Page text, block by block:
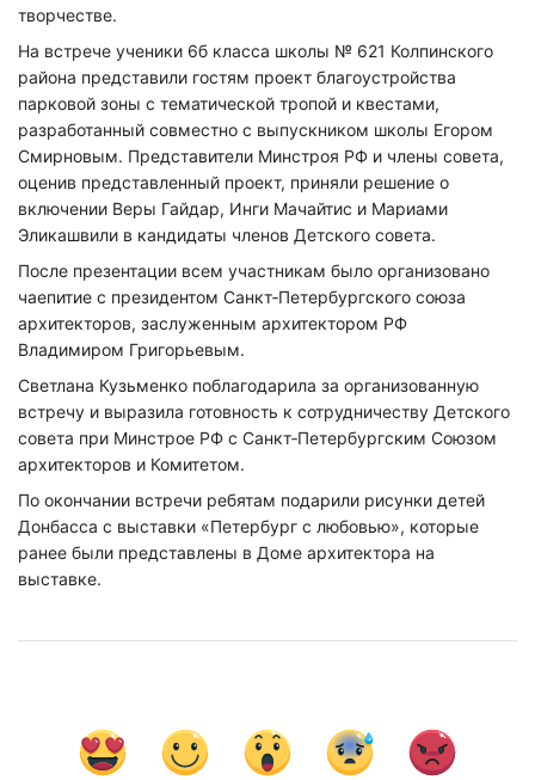
творчестве.
На встрече ученики 6б класса школы № 621 Колпинского
района представили гостям проект благоустройства
парковой зоны с тематической тропой и квестами,
разработанный совместно с выпускником школы Егором
Смирновым. Представители Минстроя РФ и члены совета,
оценив представленный проект, приняли решение о
включении Веры Гайдар, Инги Мачайтис и Мариами
Эликашвили в кандидаты членов Детского совета.
После презентации всем участникам было организовано
чаепитие с президентом Санкт‑Петербургского союза
архитекторов, заслуженным архитектором РФ
Владимиром Григорьевым.
Светлана Кузьменко поблагодарила за организованную
встречу и выразила готовность к сотрудничеству Детского
совета при Минстрое РФ с Санкт‑Петербургским Союзом
архитекторов и Комитетом.
По окончании встречи ребятам подарили рисунки детей
Донбасса с выставки «Петербург с любовью», которые
ранее были представлены в Доме архитектора на
выставке.